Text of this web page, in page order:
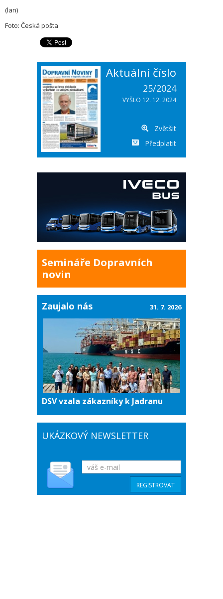
(lan)
Foto: Česká pošta
Aktuální číslo
25/2024
VYŠLO 12. 12. 2024
Zvětšit
Předplatit
Semináře Dopravních
novin
Zaujalo nás
DSV vzala zákazníky k Jadranu
31. 7. 2026
UKÁZKOVÝ NEWSLETTER